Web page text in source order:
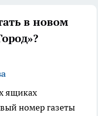
в новом
ящиках
номер газеты